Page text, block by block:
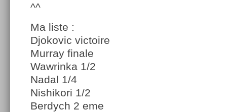
^^
Ma liste :
Djokovic victoire
Murray finale
Wawrinka 1/2
Nadal 1/4
Nishikori 1/2
Berdych 2 eme